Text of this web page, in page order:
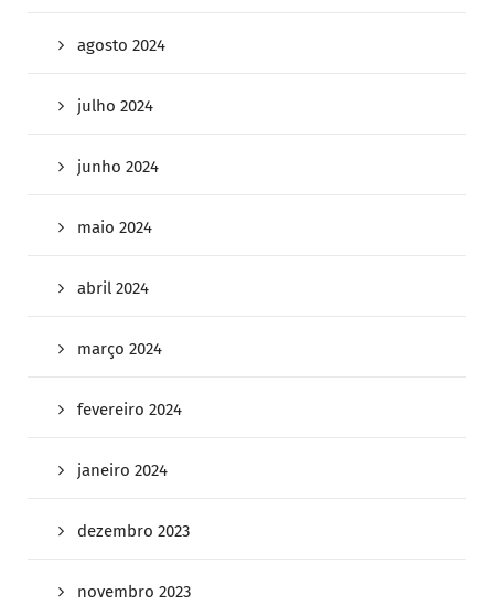
agosto 2024
julho 2024
junho 2024
maio 2024
abril 2024
março 2024
fevereiro 2024
janeiro 2024
dezembro 2023
novembro 2023